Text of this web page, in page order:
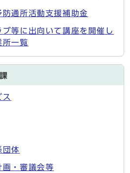
通所活動支援補助金
等に出向いて講座を開催し
所一覧
団体
画・審議会等